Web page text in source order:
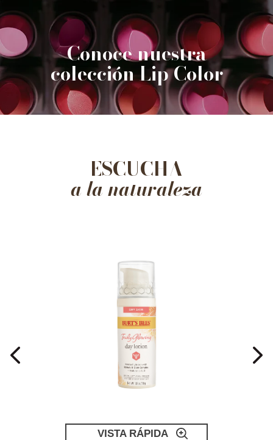
Conoce nuestra
colección Lip Color
ESCUCHA
a la naturaleza
VISTA RÁPIDA